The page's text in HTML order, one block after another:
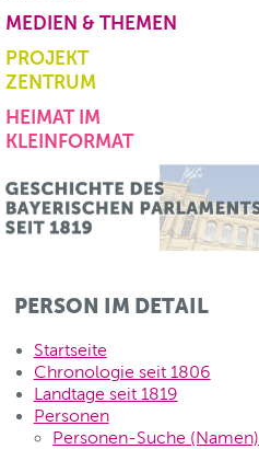
MEDIEN & THEMEN
PROJEKT
ZENTRUM
HEIMAT IM
KLEINFORMAT
PERSON IM DETAIL
Startseite
Chronologie seit 1806
Landtage seit 1819
Personen
Personen-Suche (Namen)